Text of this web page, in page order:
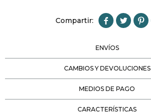
  
ENVÍOS
CAMBIOS Y DEVOLUCIONES
MEDIOS DE PAGO
CARACTERÍSTICAS